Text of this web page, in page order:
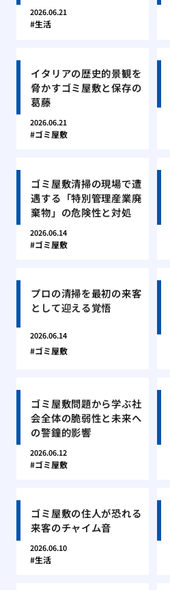
2026.06.21
生活
イタリアの歴史的景観を
脅かすゴミ屋敷と保存の
葛藤
2026.06.21
ゴミ屋敷
ゴミ屋敷清掃の現場で遭
遇する「特別管理産業廃
棄物」の危険性と対処
2026.06.14
ゴミ屋敷
プロの清掃を最初の来客
として迎える覚悟
2026.06.14
ゴミ屋敷
ゴミ屋敷問題から学ぶ社
会全体の脆弱性と未来へ
の警鐘的影響
2026.06.12
ゴミ屋敷
ゴミ屋敷の住人が恐れる
来客のチャイム音
2026.06.10
生活